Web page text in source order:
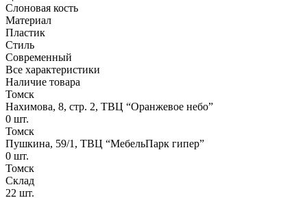
Слоновая кость
Материал
Пластик
Стиль
Современный
Все характеристики
Наличие товара
Томск
Нахимова, 8, стр. 2​, ТВЦ “Оранжевое небо​”
0 шт.
Томск
Пушкина, 59/1, ТВЦ “МебельПарк гипер”
0 шт.
Томск
Склад
22 шт.